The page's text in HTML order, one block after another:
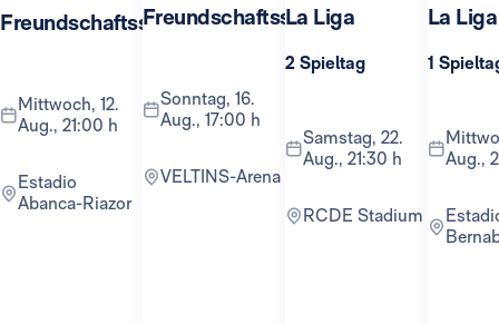
Freundschaftsspiel
Mittwoch, 12.
Aug., 21:00 h
Estadio
Abanca-Riazor
Freundschaftsspiel
Sonntag, 16.
Aug., 17:00 h
VELTINS-Arena
La Liga
2 Spieltag
Samstag, 22.
Aug., 21:30 h
RCDE Stadium
La Liga
1
Mittwoch, 26.
Aug.,
Estadio